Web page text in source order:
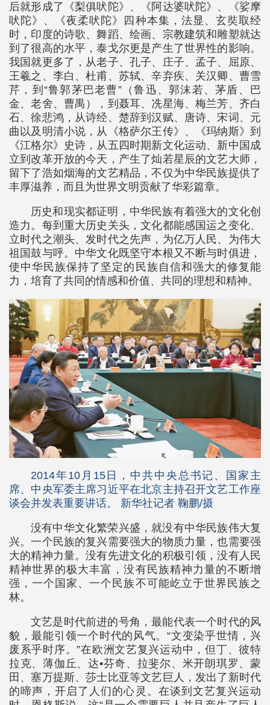
后就形成了《梨俱吠陀》、《阿达婆吠陀》、《娑摩
吠陀》、《夜柔吠陀》四种本集，法显、玄奘取经
时，印度的诗歌、舞蹈、绘画、宗教建筑和雕塑就达
到了很高的水平，泰戈尔更是产生了世界性的影响。
我国就更多了，从老子、孔子、庄子、孟子、屈原、
王羲之、李白、杜甫、苏轼、辛弃疾、关汉卿、曹雪
芹，到“鲁郭茅巴老曹”（鲁迅、郭沫若、茅盾、巴
金、老舍、曹禺），到聂耳、冼星海、梅兰芳、齐白
石、徐悲鸿，从诗经、楚辞到汉赋、唐诗、宋词、元
曲以及明清小说，从《格萨尔王传》、《玛纳斯》到
《江格尔》史诗，从五四时期新文化运动、新中国成
立到改革开放的今天，产生了灿若星辰的文艺大师，
留下了浩如烟海的文艺精品，不仅为中华民族提供了
丰厚滋养，而且为世界文明贡献了华彩篇章。
历史和现实都证明，中华民族有着强大的文化创
造力。每到重大历史关头，文化都能感国运之变化、
立时代之潮头、发时代之先声，为亿万人民、为伟大
祖国鼓与呼。中华文化既坚守本根又不断与时俱进，
使中华民族保持了坚定的民族自信和强大的修复能
力，培育了共同的情感和价值、共同的理想和精神。
2014年10月15日，中共中央总书记、国家主
席、中央军委主席习近平在北京主持召开文艺工作座
谈会并发表重要讲话。 新华社记者 鞠鹏/摄
没有中华文化繁荣兴盛，就没有中华民族伟大复
兴。一个民族的复兴需要强大的物质力量，也需要强
大的精神力量。没有先进文化的积极引领，没有人民
精神世界的极大丰富，没有民族精神力量的不断增
强，一个国家、一个民族不可能屹立于世界民族之
林。
文艺是时代前进的号角，最能代表一个时代的风
貌，最能引领一个时代的风气。“文变染乎世情，兴
废系乎时序。”在欧洲文艺复兴运动中，但丁、彼特
拉克、薄伽丘、达•芬奇、拉斐尔、米开朗琪罗、蒙
田、塞万提斯、莎士比亚等文艺巨人，发出了新时代
的啼声，开启了人们的心灵。在谈到文艺复兴运动